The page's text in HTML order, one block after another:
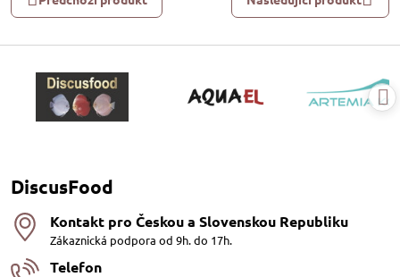
DiscusFood
Kontakt pro Českou a Slovenskou Republiku
Zákaznická podpora od 9h. do 17h.
Telefon